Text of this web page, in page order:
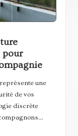
pour
une
de vos
discrète